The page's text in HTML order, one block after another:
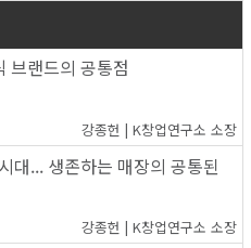
브랜드의 공통점
강종헌 | K창업연구소 소장
대... 생존하는 매장의 공통된
강종헌 | K창업연구소 소장